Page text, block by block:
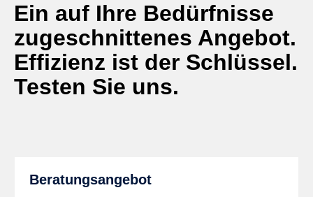
Ein auf Ihre Bedürfnisse
zugeschnittenes Angebot.
Effizienz ist der Schlüssel.
Testen Sie uns.
Beratungsangebot